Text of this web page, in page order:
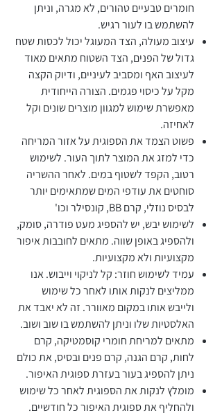
חומרים טבעיים טהורים, לא מגרה, וניתן
להשתמש בו לעור רגיש.
עיצוב מעולה, הצד המעוגל יכול לכסות שטח
גדול של הפנים, הצד השטוח מתאים מאוד
לעיצוב האף ומסביב לעיניים, ודיוק הקצה
מקל על כיסוי פגמים. הצורה הייחודית
מאפשרת שימוש למגוון מוצרים שונים וקל
לאחיזה.
פשוט הצמד את הספוגית על אזור המריחה
כדי למזג את המוצר לתוך העור. לשימוש
רטוב, הקפד לשטוף במים. לאחר ההשריה
סוחטים את עודפי המים שמתאימים יותר
לבסיס נוזלי, קרם BB, קונסילר וכו'
לשימוש יבש, יש להספיג מעט פודרה, סומק,
ולהספיג באופן שווה. מתאים לחובבות איפור
מקצועיות ולא מקצועיות.
עמיד לשימוש חוזר: קל לניקוי וייבוש. אנו
ממליצים לנקות אותו לאחר כל שימוש
ולייבש אותו במקום מאוורר. זה לא יאבד את
האלסטיות שלו וניתן להשתמש בו שוב ושוב.
מתאים למריחת חומרי קוסמטיקה, קרם
לחות, קרם הגנה, קרם פנים ובסיס, את כולם
ניתן להספיג בעור בעזרת ספוגית האיפור.
מומלץ לנקות את הספוגית לאחר כל שימוש
ולהחליף את ספוגית האיפור כל חודשיים.